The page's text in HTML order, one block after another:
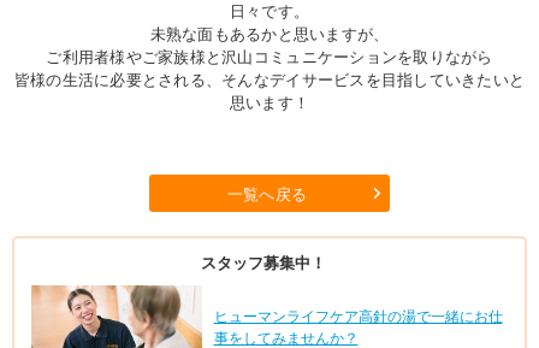
日々です。
未熟な面もあるかと思いますが、
ご利用者様やご家族様と沢山コミュニケーションを取りながら
皆様の生活に必要とされる、そんなデイサービスを目指していきたいと
思います！
一覧へ戻る
スタッフ募集中！
ヒューマンライフケア高針の湯で一緒にお仕
事をしてみませんか？